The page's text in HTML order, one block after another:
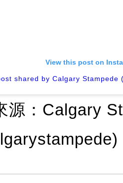
View this post on
shared by Calgary Stampede
源：Calgary